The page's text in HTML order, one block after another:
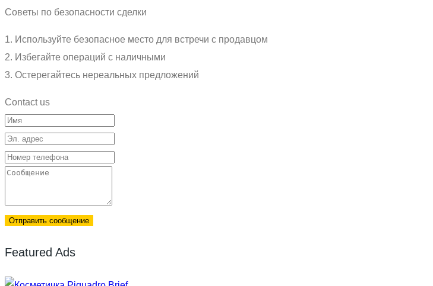
Советы по безопасности сделки
1. Используйте безопасное место для встречи с продавцом
2. Избегайте операций с наличными
3. Остерегайтесь нереальных предложений
Contact us
Отправить сообщение
Featured Ads